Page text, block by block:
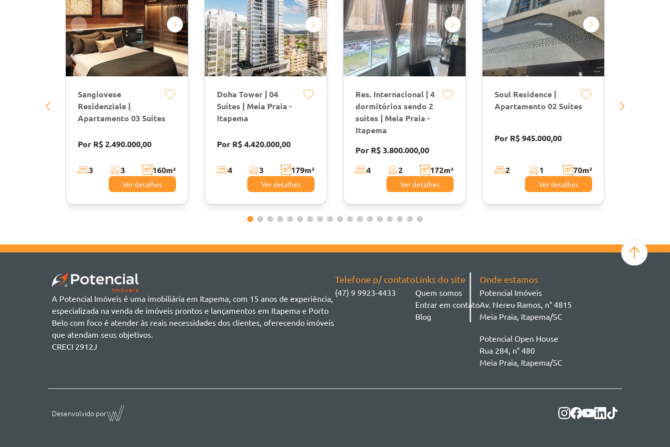
Sangiovese
Residenziale |
Apartamento 03 Suítes
Por R$ 2.490.000,00
3 3 160m²
Ver detalhes
Doha Tower | 04
Suítes | Meia Praia -
Itapema
Por R$ 4.420.000,00
4 3 179m²
Ver detalhes
Res. Internacional | 4
dormitórios sendo 2
suítes | Meia Praia -
Itapema
Por R$ 3.800.000,00
4
2 172m²
Ver detalhes
Soul Residence |
Apartamento 02 Suítes
Por R$ 945.000,00
2 1 70m²
Ver detalhes
A Potencial Imóveis é uma imobiliária em Itapema, com 15 anos de experiência,
especializada na venda de imóveis prontos e lançamentos em Itapema e Porto
Belo com foco é atender às reais necessidades dos clientes, oferecendo imóveis
que atendam seus objetivos.
CRECI 2912J
Telefone p/ contato
(47) 9 9923-4433
Links do site
Quem somos
Entrar em contato
Blog
Onde estamos
Potencial Imóveis
Av. Nereu Ramos, n° 4815
Meia Praia, Itapema/SC
Potencial Open House
Rua 284, n° 480
Meia Praia, Itapema/SC
Desenvolvido por